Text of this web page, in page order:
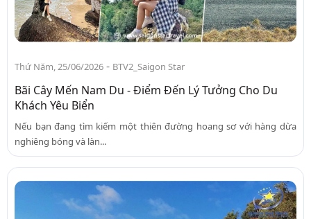
Thứ Năm, 25/06/2026 - BTV2_Saigon Star
Bãi Cây Mến Nam Du - Điểm Đến Lý Tưởng Cho Du
Khách Yêu Biển
Nếu bạn đang tìm kiếm một thiên đường hoang sơ với hàng dừa
nghiêng bóng và làn...